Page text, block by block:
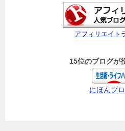
アフィリエイト
15位のブログが
にほんブ